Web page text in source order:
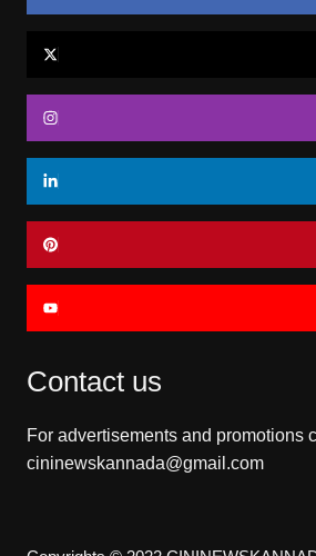
Contact us
For advertisements and promotions
cininewskannada@gmail.com